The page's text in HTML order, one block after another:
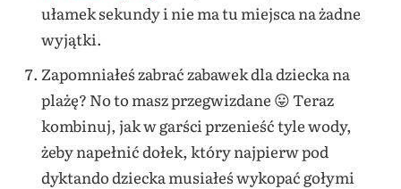
ułamek sekundy i nie ma tu miejsca na żadne
wyjątki.
Zapomniałeś zabrać zabawek dla dziecka na
plażę? No to masz przegwizdane 😛 Teraz
kombinuj, jak w garści przenieść tyle wody,
żeby napełnić dołek, który najpierw pod
dyktando dziecka musiałeś wykopać gołymi